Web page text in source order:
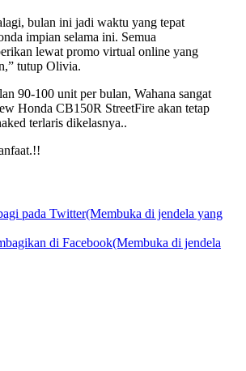
bulan ini jadi waktu yang tepat
impian selama ini. Semua
lewat promo virtual online yang
tutup Olivia.
90-100 unit per bulan, Wahana sangat
Honda CB150R StreetFire akan tetap
terlaris dikelasnya..
pada Twitter(Membuka di jendela yang
di Facebook(Membuka di jendela